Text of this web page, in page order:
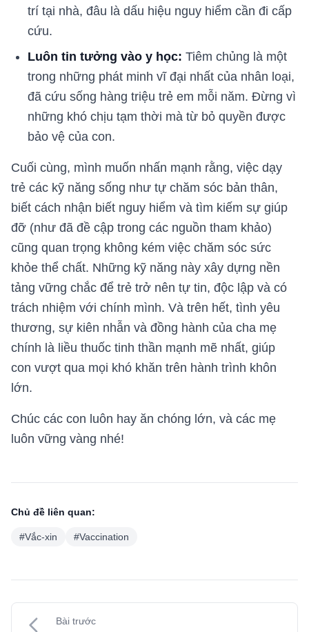
trí tại nhà, đâu là dấu hiệu nguy hiểm cần đi cấp
cứu.
Luôn tin tưởng vào y học: Tiêm chủng là một
trong những phát minh vĩ đại nhất của nhân loại,
đã cứu sống hàng triệu trẻ em mỗi năm. Đừng vì
những khó chịu tạm thời mà từ bỏ quyền được
bảo vệ của con.
Cuối cùng, mình muốn nhấn mạnh rằng, việc dạy
trẻ các kỹ năng sống như tự chăm sóc bản thân,
biết cách nhận biết nguy hiểm và tìm kiếm sự giúp
đỡ (như đã đề cập trong các nguồn tham khảo)
cũng quan trọng không kém việc chăm sóc sức
khỏe thể chất. Những kỹ năng này xây dựng nền
tảng vững chắc để trẻ trở nên tự tin, độc lập và có
trách nhiệm với chính mình. Và trên hết, tình yêu
thương, sự kiên nhẫn và đồng hành của cha mẹ
chính là liều thuốc tinh thần mạnh mẽ nhất, giúp
con vượt qua mọi khó khăn trên hành trình khôn
lớn.
Chúc các con luôn hay ăn chóng lớn, và các mẹ
luôn vững vàng nhé!
Chủ đề liên quan:
#Vắc-xin #Vaccination
Bài trước